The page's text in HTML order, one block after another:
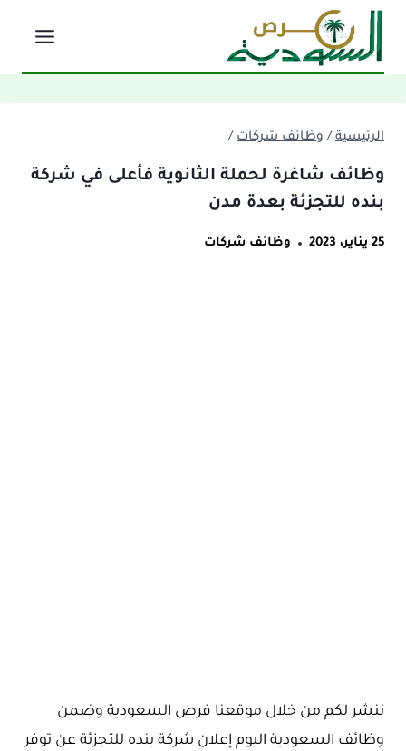
التجاوز
المحتوى
الرئيسية / وظائف شركات /
وظائف شاغرة لحملة الثانوية فأعلى في شركة
بنده للتجزئة بعدة مدن
25 يناير، 2023 وظائف شركات
ننشر لكم من خلال موقعنا فرص السعودية وضمن
وظائف السعودية اليوم إعلان شركة بنده للتجزئة عن توفر